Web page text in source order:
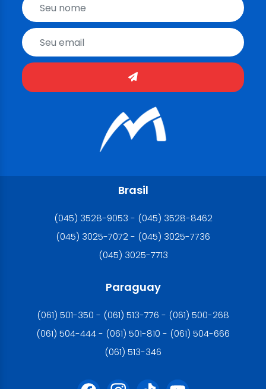
Brasil
(045) 3528-9053 - (045) 3528-8462
(045) 3025-7072 - (045) 3025-7736
(045) 3025-7713
Paraguay
(061) 501-350 - (061) 513-776 - (061) 500-268
(061) 504-444 - (061) 501-810 - (061) 504-666
(061) 513-346